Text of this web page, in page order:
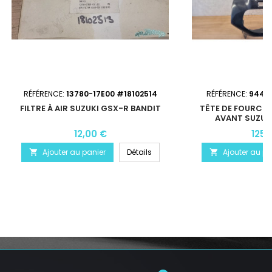
RÉFÉRENCE: 13780-17E00 #18102514
FILTRE À AIR SUZUKI GSX-R BANDIT
12,00 €
 Ajouter au panier Détails
RÉFÉRENCE:
TÊTE DE
AVANT
 Ajouter au